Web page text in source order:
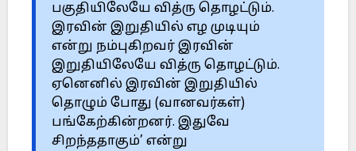
பகுதியிலேயே வித்ரு தொழட்டும்.
இரவின் இறுதியில் எழ முடியும்
என்று நம்புகிறவர் இரவின்
இறுதியிலேயே வித்ரு தொழட்டும்.
ஏனெனில் இரவின் இறுதியில்
தொழும் போது (வானவர்கள்)
பங்கேற்கின்றனர். இதுவே
சிறந்ததாகும்’ என்று